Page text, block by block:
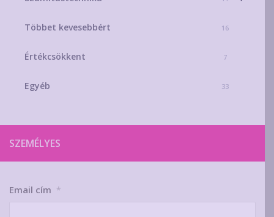
Többet kevesebbért 16
Értékcsökkent 7
Egyéb 33
SZEMÉLYES
Email cím *